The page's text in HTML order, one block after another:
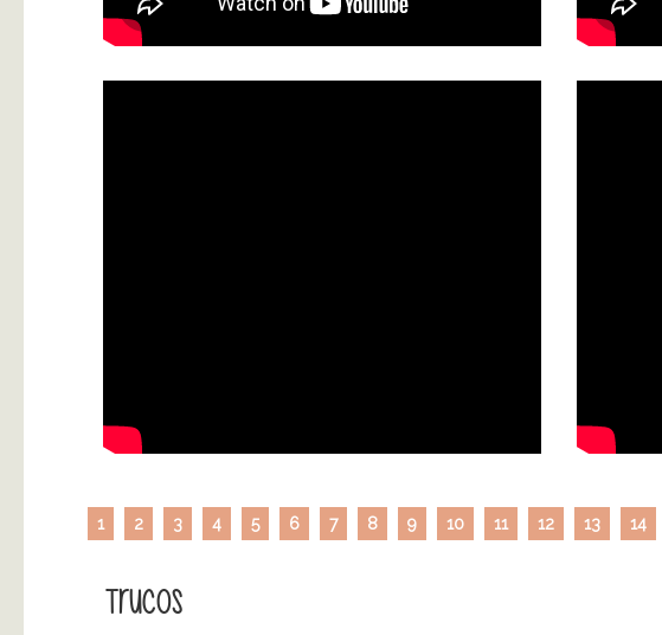
1 2 3 4 5 6 7 8 9 10 11 12 13 14
Trucos